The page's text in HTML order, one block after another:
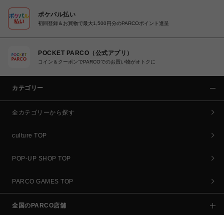
ポケパル払い
初回登録＆お買物で最大1,500円分のPARCOポイント進呈
POCKET PARCO（公式アプリ）
コイン＆クーポンでPARCOでのお買い物がオトクに
カテゴリー
全カテゴリーから探す
culture TOP
POP-UP SHOP TOP
PARCO GAMES TOP
全国のPARCO店舗